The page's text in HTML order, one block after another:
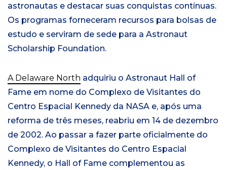
astronautas e destacar suas conquistas contínuas.
Os programas forneceram recursos para bolsas de
estudo e serviram de sede para a Astronaut
Scholarship Foundation.
A Delaware North adquiriu o Astronaut Hall of
Fame em nome do Complexo de Visitantes do
Centro Espacial Kennedy da NASA e, após uma
reforma de três meses, reabriu em 14 de dezembro
de 2002. Ao passar a fazer parte oficialmente do
Complexo de Visitantes do Centro Espacial
Kennedy, o Hall of Fame complementou as